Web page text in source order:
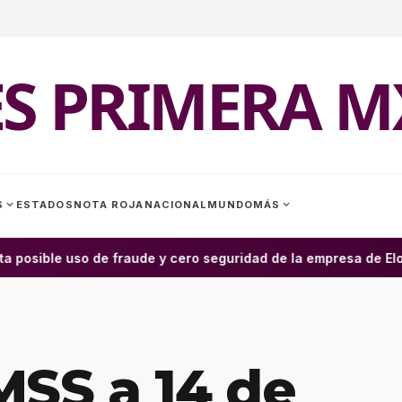
PRIMERA
expand_more ESTADOS NOTA ROJA NACIONAL MUNDOMÁS expand_more
uso de fraude y cero seguridad de la empresa de Elon